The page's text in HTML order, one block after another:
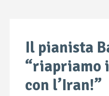
Il pianista
“riapriamo
con l’Iran!”